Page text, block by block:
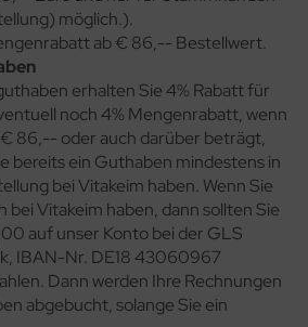
möglich.).
ab € 86,-- Bestellwert.
erhalten Sie 4% Rabatt für
noch 4% Mengenrabatt, wenn
86,-- oder auch darüber beträgt,
bereits ein Guthaben mindestens in
bei Vitakeim haben. Wenn Sie
bei Vitakeim haben, dann sollten Sie
auf unser Konto bei der GLS
IBAN-Nr. DE18 43060967
Dann werden Ihre Rechnungen
abgebucht, solange Sie ein